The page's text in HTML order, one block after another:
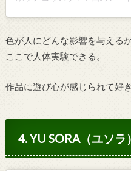
色が人にどんな影響を与えるか
ここで人体実験できる。
作品に遊び心が感じられて好き
4. YU SORA（ユソラ